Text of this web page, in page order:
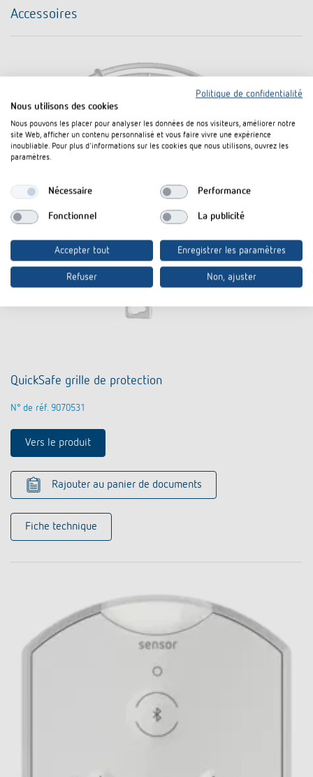
Accessoires
QuickSafe grille de protection
N° de réf. 9070531
Vers le produit
Rajouter au panier de documents
Fiche technique
Politique de confidentialité
Nous utilisons des cookies
Nous pouvons les placer pour analyser les données de nos visiteurs, améliorer notre
site Web, afficher un contenu personnalisé et vous faire vivre une expérience
inoubliable. Pour plus d'informations sur les cookies que nous utilisons, ouvrez les
paramètres.
Nécessaire Performance
Fonctionnel La publicité
Accepter tout Enregistrer les paramètres
Refuser Non, ajuster